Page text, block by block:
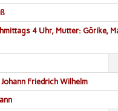
4 Uhr, Mutter: Görike,
Friedrich Wilhelm